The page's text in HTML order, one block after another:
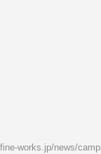
works.jp/news/